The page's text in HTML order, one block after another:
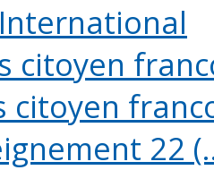
citoyen
citoyen
22